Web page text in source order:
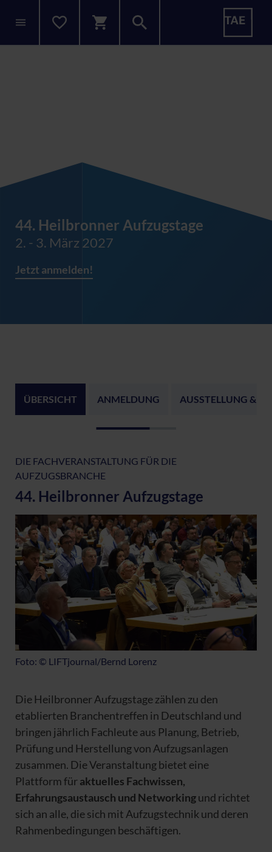
44. Heilbronner Aufzugstage
2. - 3. März 2027
Jetzt anmelden!
ÜBERSICHT ANMELDUNG AUSSTELLUNG &
DIE FACHVERANSTALTUNG FÜR DIE
AUFZUGSBRANCHE
44. Heilbronner Aufzugstage
Die Heilbronner Aufzugstage zählen zu den
etablierten Branchentreffen in Deutschland und
bringen jährlich Fachleute aus Planung, Betrieb,
Prüfung und Herstellung von Aufzugsanlagen
zusammen. Die Veranstaltung bietet eine
Plattform füraktuelles Fachwissen,
Erfahrungsaustausch und Networkingund richtet
sich an alle, die sich mit Aufzugstechnik und deren
Rahmenbedingungen beschäftigen.
Foto: © LIFTjournal/Bernd Lorenz